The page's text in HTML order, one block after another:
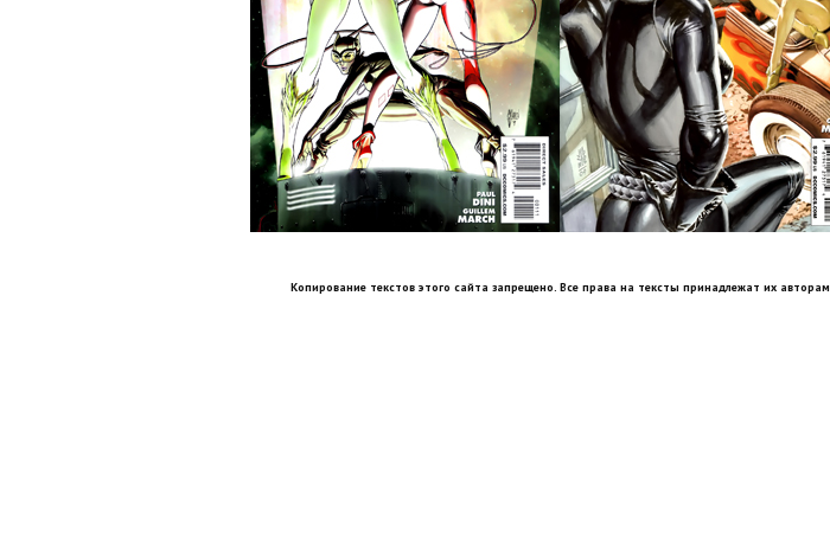
Копирование текстов этого сайта запрещено. Все права на тексты принадлежат их авторам.